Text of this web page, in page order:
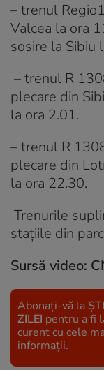
– trenul
Valcea la ora
sosire la Sibiu
– trenul R
plecare din
la ora 2.01.
– trenul R
plecare din
la ora 22.30.
Trenurile
staţiile din
Sursă video:
Abonați-vă la
ZILEI pentru a fi
curent cu cele
informații.